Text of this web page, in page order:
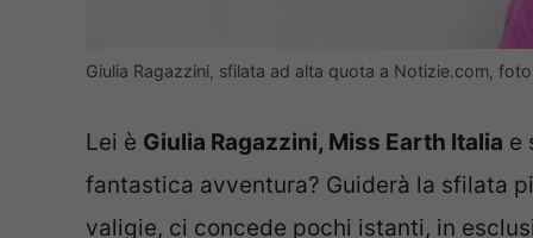
Giulia Ragazzini, sfilata ad alta quota a Notizie.com,
Lei è Giulia Ragazzini, Miss Earth Italia e
fantastica avventura? Guiderà la sfilata
valigie, ci concede pochi istanti, in